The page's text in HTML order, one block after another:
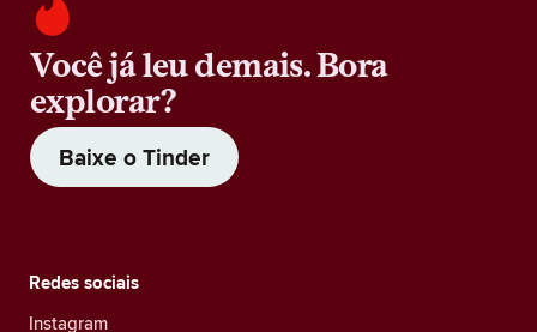
Você já leu demais. Bora
explorar?
Baixe o Tinder
Redes sociais
Instagram